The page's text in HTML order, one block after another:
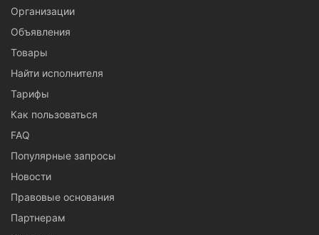
Организации
Объявления
Товары
Найти исполнителя
Тарифы
Как пользоваться
FAQ
Популярные запросы
Новости
Правовые основания
Партнерам